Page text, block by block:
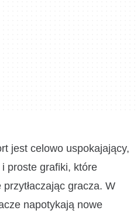
jest celowo uspokajający,
proste grafiki, które
gracza. W
napotykają nowe